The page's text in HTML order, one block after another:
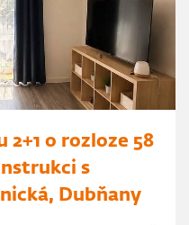
2+1 o rozloze 58
s
Dubňany